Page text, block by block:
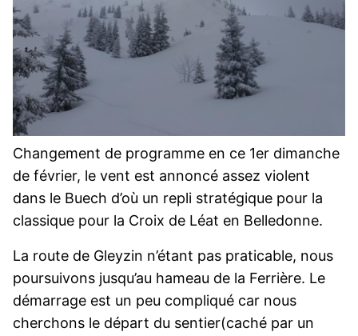
Changement de programme en ce 1er dimanche
de février, le vent est annoncé assez violent
dans le Buech d’où un repli stratégique pour la
classique pour la Croix de Léat en Belledonne.
La route de Gleyzin n’étant pas praticable, nous
poursuivons jusqu’au hameau de la Ferrière. Le
démarrage est un peu compliqué car nous
cherchons le départ du sentier(caché par un